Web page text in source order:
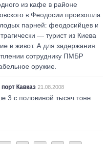
из кафе в районе
в Феодосии произошла
парней: феодосийцев и
— турист из Киева
в живот. А для задержания
сотруднику ПМБР
оружие.
Кавказ 21.08.2008
3 с половиной тысяч тонн